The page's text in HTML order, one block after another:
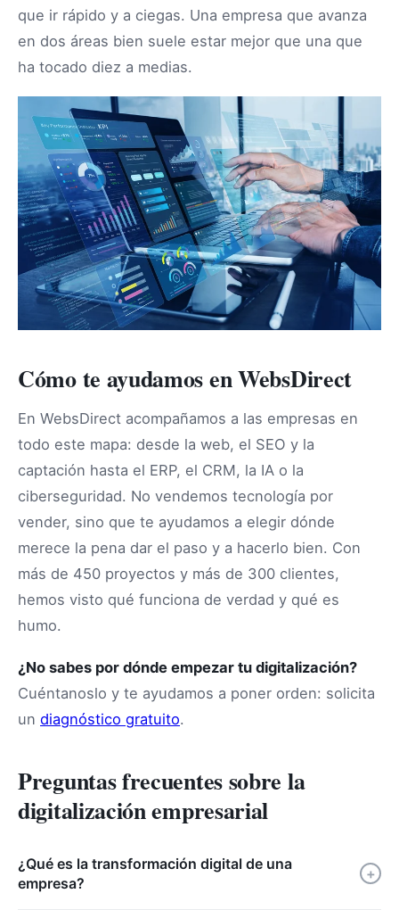
que ir rápido y a ciegas. Una empresa que avanza
en dos áreas bien suele estar mejor que una que
ha tocado diez a medias.
Cómo te ayudamos en WebsDirect
En WebsDirect acompañamos a las empresas en
todo este mapa: desde la web, el SEO y la
captación hasta el ERP, el CRM, la IA o la
ciberseguridad. No vendemos tecnología por
vender, sino que te ayudamos a elegir dónde
merece la pena dar el paso y a hacerlo bien. Con
más de 450 proyectos y más de 300 clientes,
hemos visto qué funciona de verdad y qué es
humo.
¿No sabes por dónde empezar tu digitalización?
Cuéntanoslo y te ayudamos a poner orden: solicita
un diagnóstico gratuito.
Preguntas frecuentes sobre la
digitalización empresarial
¿Qué es la transformación digital de una
empresa?
+